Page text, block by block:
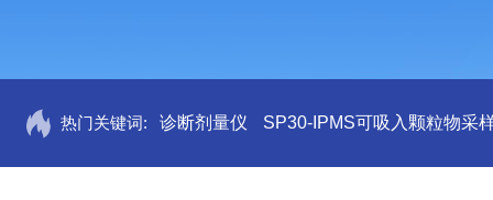
热门关键词: 诊断剂量仪 SP30-IPMS可吸入颗粒物采